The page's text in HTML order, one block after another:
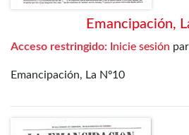
Emancipación,
Acceso restringido: Inicie sesión
Emancipación, La Nº10